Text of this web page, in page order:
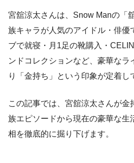
宮舘涼太さんは、Snow Manの「
族キャラが人気のアイドル・俳優
ブで就寝・月1足の靴購入・
ンドコレクションなど、豪華なラ
り「金持ち」という印象が定着し
この記事では、宮舘涼太さんが金
族エピソードから現在の豪華な生
相を徹底的に掘り下げます。